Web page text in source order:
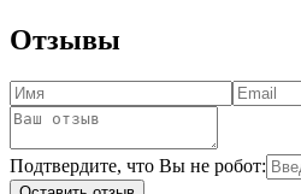
Отзывы
Подтвердите, что Вы не робот: